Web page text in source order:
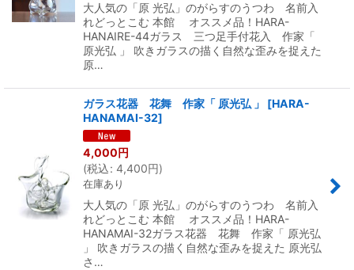
大人気の「原 光弘」のがらすのうつわ 名前入
れどっとこむ 本館 オススメ品！HARA-
HANAIRE-44ガラス 三つ足手付花入 作家「
原光弘 」 吹きガラスの描く自然な歪みを捉えた
原…
ガラス花器 花舞 作家「 原光弘 」 [HARA-
HANAMAI-32]
4,000円
(税込: 4,400円)
在庫あり
大人気の「原 光弘」のがらすのうつわ 名前入
れどっとこむ 本館 オススメ品！HARA-
HANAMAI-32ガラス花器 花舞 作家「 原光弘
」 吹きガラスの描く自然な歪みを捉えた 原光弘
さ…